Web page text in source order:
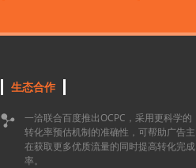
生态合作

一洽联合百度推出OCPC，采用更科学的
转化率预估机制的准确性，可帮助广告主
在获取更多优质流量的同时提高转化完成
率。